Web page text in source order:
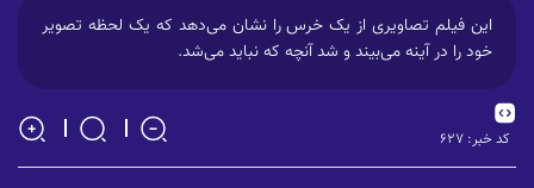
این فیلم تصاویری از یک خرس را نشان می‌دهد که یک لحظه تصویر
خود را در آینه می‌بیند و شد آنچه که نباید می‌شد.
کد خبر: ۶۲۷